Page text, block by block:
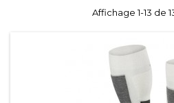
Affichage 1-13 de